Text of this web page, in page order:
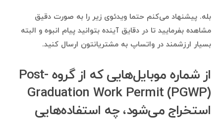
بله. پیشنهاد می‌کنم حتما ویدئوی زیر را به صورت دقیق
مشاهده بفرمایید تا در دقایق آینده بتوانید پیام انبوه و البته
بسیار ارزشمند در واتساپ به مشتریانتون ارسال کنید.
از شماره موبایل‌هایی که از گروه Post-
Graduation Work Permit (PGWP)
استخراج می‌شود، چه استفاده‌هایی